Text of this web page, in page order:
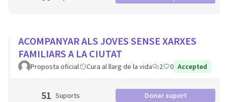
ACOMPANYAR ALS JOVES SENSE XARXES
FAMILIARS A LA CIUTAT
Proposta oficial Cura al llarg de la vida 2 0 Accepted
51 Suports Donar suport